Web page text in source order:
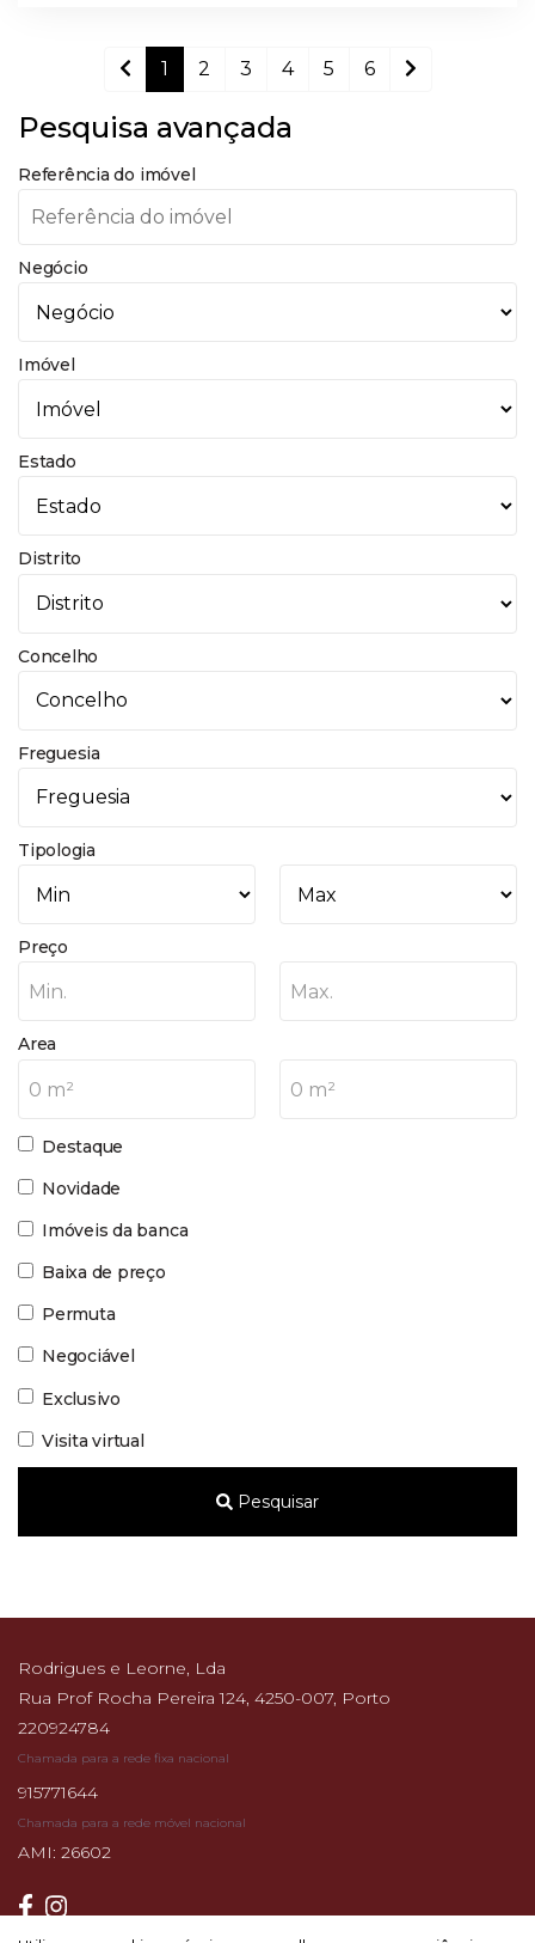
1 2 3 4 5 6
Pesquisa avançada
Referência do imóvel
Negócio
Imóvel
Estado
Distrito
Concelho
Freguesia
Tipologia
Preço
Min. Max.
Area
0 m² 0 m²
Destaque
Novidade
Imóveis da banca
Baixa de preço
Permuta
Negociável
Exclusivo
Visita virtual
Pesquisar
Rodrigues e Leorne, Lda
Rua Prof Rocha Pereira 124, 4250-007, Porto
220924784
Chamada para a rede fixa nacional
915771644
Chamada para a rede móvel nacional
AMI: 26602